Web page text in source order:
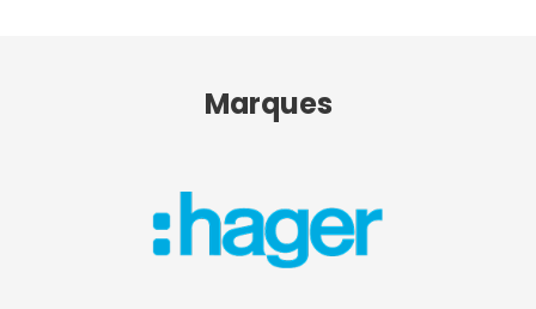
Marques